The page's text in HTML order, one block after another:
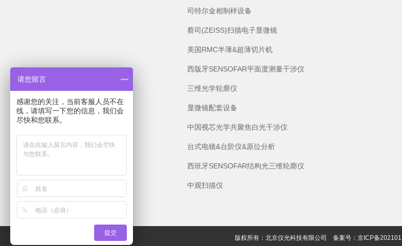
司特尔金相制样设备
蔡司(ZEISS)扫描电子显微镜
美国RMC半薄&超薄切片机
西版牙SENSOFAR平面度测量干涉仪
三维光学轮廓仪
显微镜配套设备
中国视芯光学共聚焦白光干涉仪
台式电镜&台阶仪&原位分析
西班牙SENSOFAR结构光三维轮廓仪
中观扫描仪
版权所有：北京仪光科技有限公司 备案号：京ICP备
请您留言
感谢您的关注，当前客服人员不在
线，请填写一下您的信息，我们会
尽快和您联系。
提交